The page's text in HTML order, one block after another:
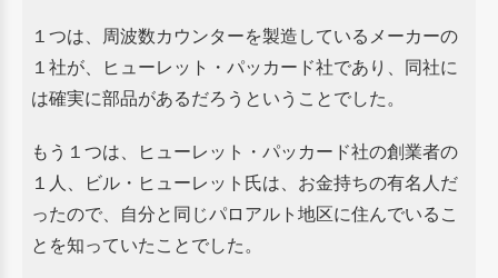
１つは、周波数カウンターを製造しているメーカーの
１社が、ヒューレット・パッカード社であり、 同社に
は確実に部品があるだろうということでした。
もう１つは、ヒューレット・パッカード社の創業者の
１人、ビル・ヒューレット氏は、お金持ちの有名人だ
ったので、 自分と同じパロアルト地区に住んでいるこ
とを知っていたことでした。